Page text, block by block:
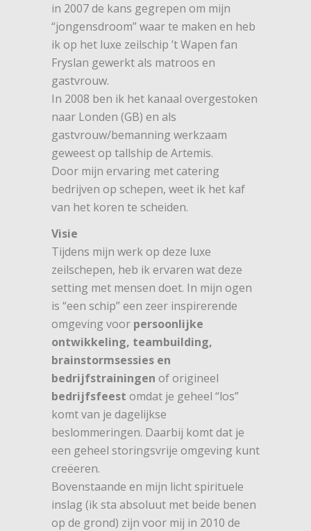
in 2007 de kans gegrepen om mijn
“jongensdroom” waar te maken en heb
ik op het luxe zeilschip ’t Wapen fan
Fryslan gewerkt als matroos en
gastvrouw.
In 2008 ben ik het kanaal overgestoken
naar Londen (GB) en als
gastvrouw/bemanning werkzaam
geweest op tallship de Artemis.
Door mijn ervaring met catering
bedrijven op schepen, weet ik het kaf
van het koren te scheiden.
Visie
Tijdens mijn werk op deze luxe
zeilschepen, heb ik ervaren wat deze
setting met mensen doet. In mijn ogen
is “een schip” een zeer inspirerende
omgeving voor persoonlijke
ontwikkeling, teambuilding,
brainstormsessies en
bedrijfstrainingen of origineel
bedrijfsfeest omdat je geheel “los”
komt van je dagelijkse
beslommeringen. Daarbij komt dat je
een geheel storingsvrije omgeving kunt
creëeren.
Bovenstaande en mijn licht spirituele
inslag (ik sta absoluut met beide benen
op de grond) zijn voor mij in 2010 de